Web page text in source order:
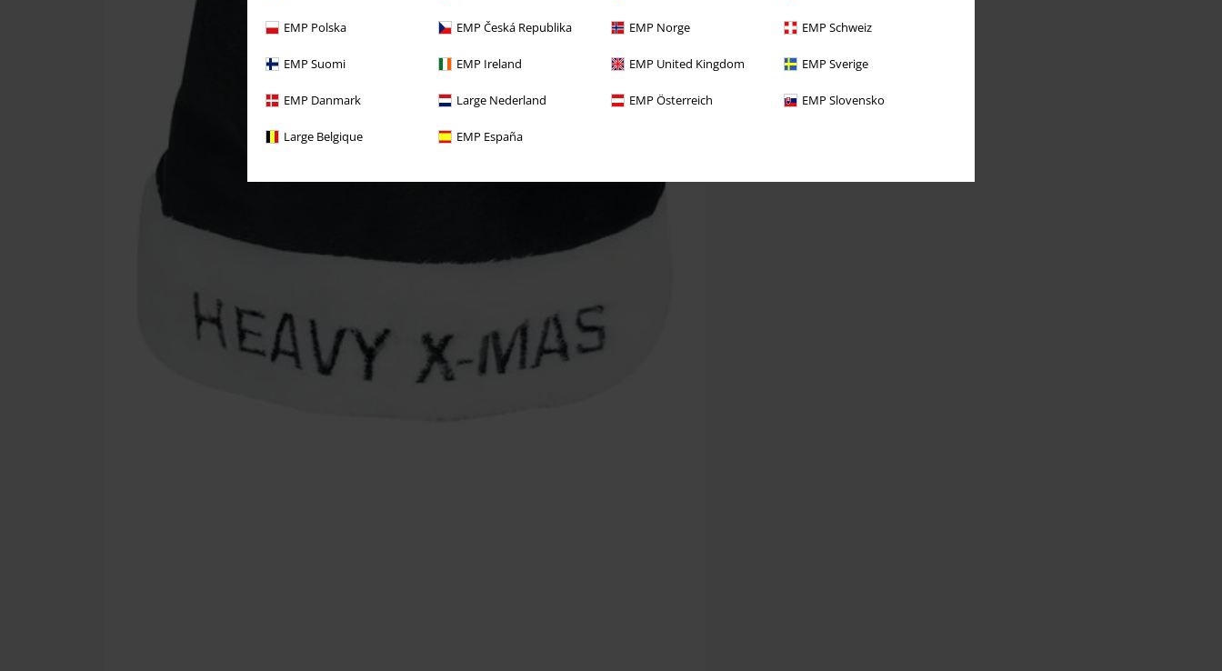
EMP Polska EMP Česká Republika EMP Norge EMP Schweiz
EMP Suomi EMP Ireland EMP United Kingdom EMP Sverige
EMP Danmark Large Nederland EMP Österreich EMP Slovensko
Large Belgique EMP España